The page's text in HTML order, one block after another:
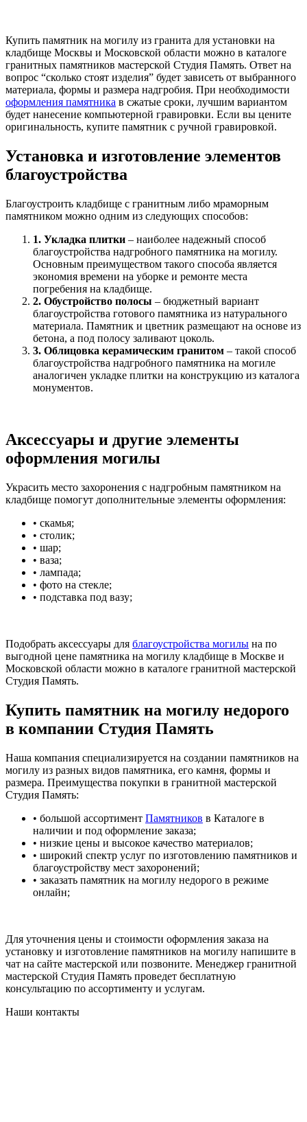
Купить памятник на могилу из гранита для установки на
кладбище Москвы и Московской области можно в каталоге
гранитных памятников мастерской Студия Память. Ответ на
вопрос “сколько стоят изделия” будет зависеть от выбранного
материала, формы и размера надгробия. При необходимости
оформления памятника в сжатые сроки, лучшим вариантом
будет нанесение компьютерной гравировки. Если вы цените
оригинальность, купите памятник с ручной гравировкой.
Установка и изготовление элементов
благоустройства
Благоустроить кладбище с гранитным либо мраморным
памятником можно одним из следующих способов:
1. Укладка плитки – наиболее надежный способ
благоустройства надгробного памятника на могилу.
Основным преимуществом такого способа является
экономия времени на уборке и ремонте места
погребения на кладбище.
2. Обустройство полосы – бюджетный вариант
благоустройства готового памятника из натурального
материала. Памятник и цветник размещают на основе из
бетона, а под полосу заливают цоколь.
3. Облицовка керамическим гранитом – такой способ
благоустройства надгробного памятника на могиле
аналогичен укладке плитки на конструкцию из каталога
монументов.
Аксессуары и другие элементы
оформления могилы
Украсить место захоронения с надгробным памятником на
кладбище помогут дополнительные элементы оформления:
• скамья;
• столик;
• шар;
• ваза;
• лампада;
• фото на стекле;
• подставка под вазу;
Подобрать аксессуары для благоустройства могилы на по
выгодной цене памятника на могилу кладбище в Москве и
Московской области можно в каталоге гранитной мастерской
Студия Память.
Купить памятник на могилу недорого
в компании Студия Память
Наша компания специализируется на создании памятников на
могилу из разных видов памятника, его камня, формы и
размера. Преимущества покупки в гранитной мастерской
Студия Память:
• большой ассортимент Памятников в Каталоге в
наличии и под оформление заказа;
• низкие цены и высокое качество материалов;
• широкий спектр услуг по изготовлению памятников и
благоустройству мест захоронений;
• заказать памятник на могилу недорого в режиме
онлайн;
Для уточнения цены и стоимости оформления заказа на
установку и изготовление памятников на могилу напишите в
чат на сайте мастерской или позвоните. Менеджер гранитной
мастерской Студия Память проведет бесплатную
консультацию по ассортименту и услугам.
Наши контакты